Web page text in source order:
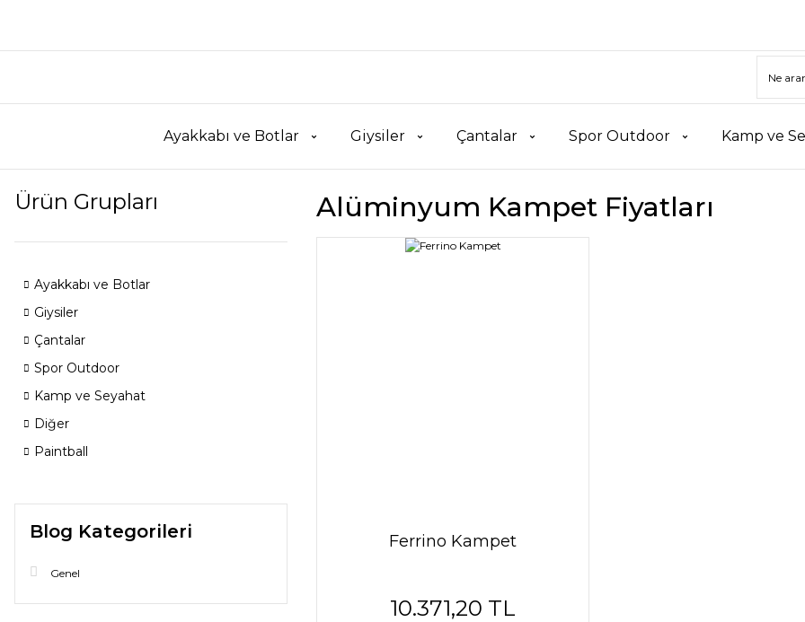
Ayakkabı ve Botlar Giysiler Çantalar Spor Outdoor Kamp ve
Ürün Grupları
Ayakkabı ve Botlar
Giysiler
Çantalar
Spor Outdoor
Kamp ve Seyahat
Diğer
Paintball
Blog Kategorileri
Genel
Alüminyum Kampet Fiyatları
Ferrino Kampet
10.371,20 TL